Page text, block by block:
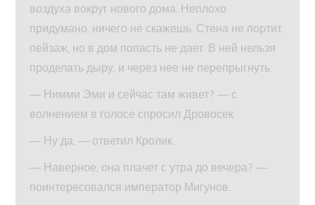
воздуха вокруг нового дома. Неплохо
придумано, ничего не скажешь. Стена не портит
пейзаж, но в дом попасть не дает. В ней нельзя
проделать дыру, и через нее не перепрыгнуть.
— Нимми Эми и сейчас там живет? — с
волнением в голосе спросил Дровосек.
— Ну да, — ответил Кролик.
— Наверное, она плачет с утра до вечера? —
поинтересовался император Мигунов.